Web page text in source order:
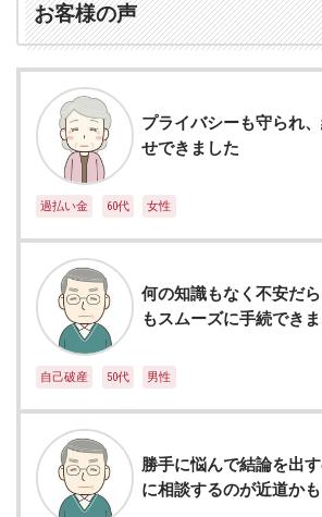
お客様の声
プライバシーも守られ
せできました
過払い金 60代 女性
何の知識もなく不安だ
もスムーズに手続でき
自己破産 50代 男性
勝手に悩んで結論を出
に相談するのが近道か